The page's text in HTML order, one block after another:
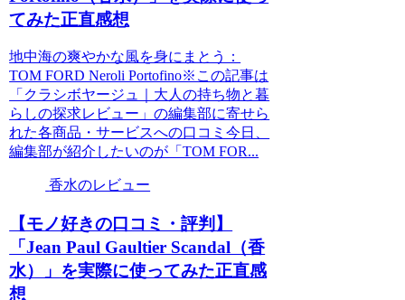
てみた正直感想
地中海の爽やかな風を身にまとう：
TOM FORD Neroli Portofino※この記事は
「クラシボヤージュ｜大人の持ち物と暮
らしの探求レビュー」の編集部に寄せら
れた各商品・サービスへの口コミ今日、
編集部が紹介したいのが「TOM FOR...
香水のレビュー
【モノ好きの口コミ・評判】
「Jean Paul Gaultier Scandal（香
水）」を実際に使ってみた正直感
想